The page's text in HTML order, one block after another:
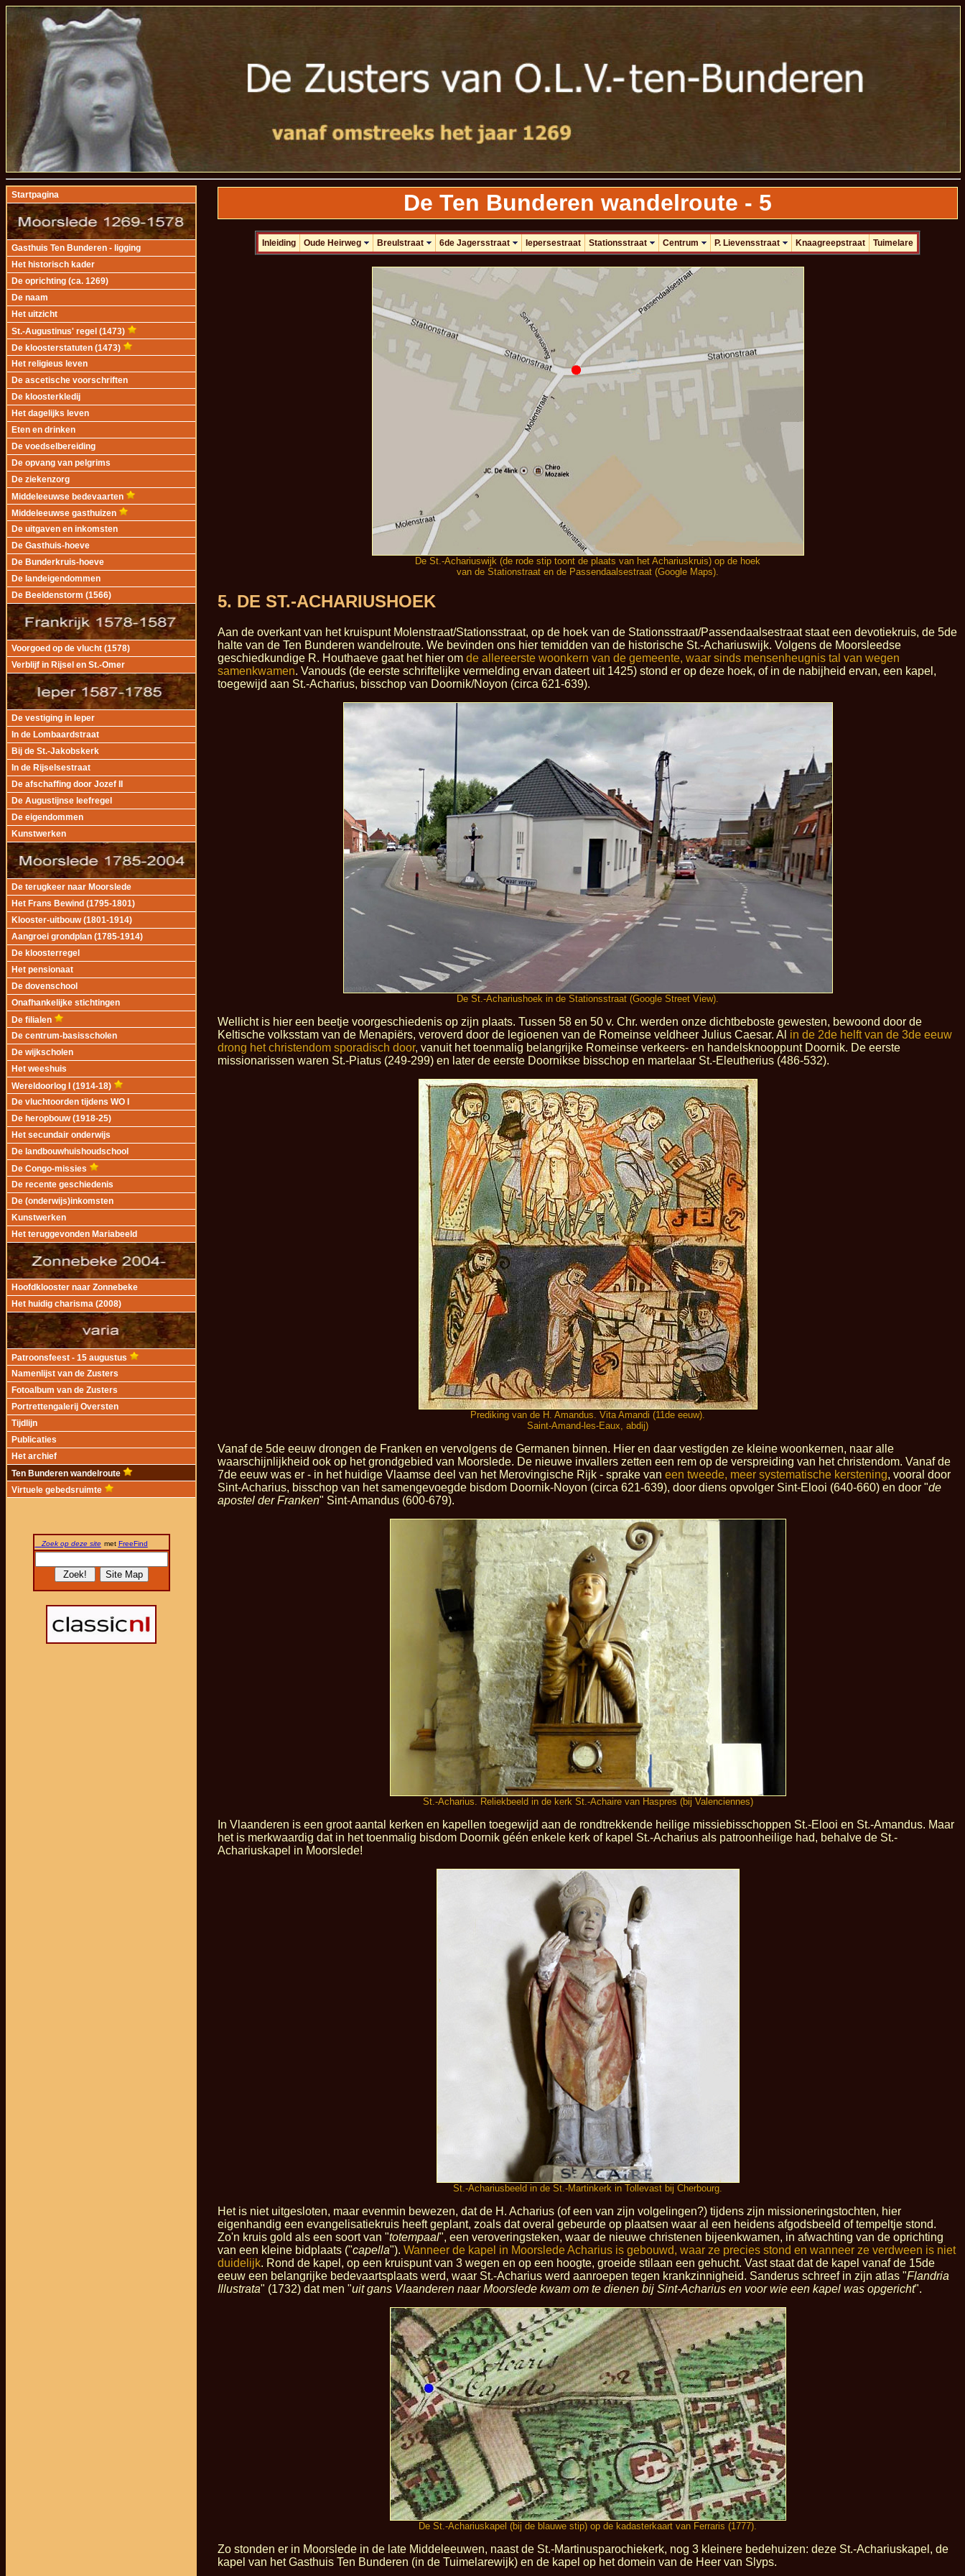
Startpagina
Gasthuis Ten Bunderen - ligging
Het historisch kader
De oprichting (ca. 1269)
De naam
Het uitzicht
St.-Augustinus' regel (1473)
De kloosterstatuten (1473)
Het religieus leven
De ascetische voorschriften
De kloosterkledij
Het dagelijks leven
Eten en drinken
De voedselbereiding
De opvang van pelgrims
De ziekenzorg
Middeleeuwse bedevaarten
Middeleeuwse gasthuizen
De uitgaven en inkomsten
De Gasthuis-hoeve
De Bunderkruis-hoeve
De landeigendommen
De Beeldenstorm (1566)
Voorgoed op de vlucht (1578)
Verblijf in Rijsel en St.-Omer
De vestiging in Ieper
In de Lombaardstraat
Bij de St.-Jakobskerk
In de Rijselsestraat
De afschaffing door Jozef II
De Augustijnse leefregel
De eigendommen
Kunstwerken
De terugkeer naar Moorslede
Het Frans Bewind (1795-1801)
Klooster-uitbouw (1801-1914)
Aangroei grondplan (1785-1914)
De kloosterregel
Het pensionaat
De dovenschool
Onafhankelijke stichtingen
De filialen
De centrum-basisscholen
De wijkscholen
Het weeshuis
Wereldoorlog I (1914-18)
De vluchtoorden tijdens WO I
De heropbouw (1918-25)
Het secundair onderwijs
De landbouwhuishoudschool
De Congo-missies
De recente geschiedenis
De (onderwijs)inkomsten
Kunstwerken
Het teruggevonden Mariabeeld
Hoofdklooster naar Zonnebeke
Het huidig charisma (2008)
Patroonsfeest - 15 augustus
Namenlijst van de Zusters
Fotoalbum van de Zusters
Portrettengalerij Oversten
Tijdlijn
Publicaties
Het archief
Ten Bunderen wandelroute
Virtuele gebedsruimte
Zoek op deze site met FreeFind
De Ten Bunderen wandelroute - 5
Inleiding Oude Heirweg Breulstraat 6de Jagersstraat Iepersestraat Stationsstraat Centrum P. Lievensstraat Knaagreepstraat Tuimelare
De St.-Achariuswijk (de rode stip toont de plaats van het Achariuskruis) op de hoek
van de Stationstraat en de Passendaalsestraat (Google Maps).
5. DE ST.-ACHARIUSHOEK
Aan de overkant van het kruispunt Molenstraat/Stationsstraat, op de hoek van de Stationsstraat/Passendaalsestraat staat een devotiekruis, de 5de
halte van de Ten Bunderen wandelroute. We bevinden ons hier temidden van de historische St.-Achariuswijk. Volgens de Moorsleedse
geschiedkundige R. Houthaeve gaat het hier om de allereerste woonkern van de gemeente, waar sinds mensenheugnis tal van wegen
samenkwamen. Vanouds (de eerste schriftelijke vermelding ervan dateert uit 1425) stond er op deze hoek, of in de nabijheid ervan, een kapel,
toegewijd aan St.-Acharius, bisschop van Doornik/Noyon (circa 621-639).
De St.-Achariushoek in de Stationsstraat (Google Street View).
Wellicht is hier een beetje voorgeschiedenis op zijn plaats. Tussen 58 en 50 v. Chr. werden onze dichtbeboste gewesten, bewoond door de
Keltische volksstam van de Menapiërs, veroverd door de legioenen van de Romeinse veldheer Julius Caesar. Al in de 2de helft van de 3de eeuw
drong het christendom sporadisch door, vanuit het toenmalig belangrijke Romeinse verkeers- en handelsknooppunt Doornik. De eerste
missionarissen waren St.-Piatus (249-299) en later de eerste Doornikse bisschop en martelaar St.-Eleutherius (486-532).
Prediking van de H. Amandus. Vita Amandi (11de eeuw).
Saint-Amand-les-Eaux, abdij)
Vanaf de 5de eeuw drongen de Franken en vervolgens de Germanen binnen. Hier en daar vestigden ze kleine woonkernen, naar alle
waarschijnlijkheid ook op het grondgebied van Moorslede. De nieuwe invallers zetten een rem op de verspreiding van het christendom. Vanaf de
7de eeuw was er - in het huidige Vlaamse deel van het Merovingische Rijk - sprake van een tweede, meer systematische kerstening, vooral door
Sint-Acharius, bisschop van het samengevoegde bisdom Doornik-Noyon (circa 621-639), door diens opvolger Sint-Elooi (640-660) en door "de
apostel der Franken" Sint-Amandus (600-679).
St.-Acharius. Reliekbeeld in de kerk St.-Achaire van Haspres (bij Valenciennes)
In Vlaanderen is een groot aantal kerken en kapellen toegewijd aan de rondtrekkende heilige missiebisschoppen St.-Elooi en St.-Amandus. Maar
het is merkwaardig dat in het toenmalig bisdom Doornik géén enkele kerk of kapel St.-Acharius als patroonheilige had, behalve de St.-
Achariuskapel in Moorslede!
St.-Achariusbeeld in de St.-Martinkerk in Tollevast bij Cherbourg.
Het is niet uitgesloten, maar evenmin bewezen, dat de H. Acharius (of een van zijn volgelingen?) tijdens zijn missioneringstochten, hier
eigenhandig een evangelisatiekruis heeft geplant, zoals dat overal gebeurde op plaatsen waar al een heidens afgodsbeeld of tempeltje stond.
Zo'n kruis gold als een soort van "totempaal", een veroveringsteken, waar de nieuwe christenen bijeenkwamen, in afwachting van de oprichting
van een kleine bidplaats ("capella"). Wanneer de kapel in Moorslede Acharius is gebouwd, waar ze precies stond en wanneer ze verdween is niet
duidelijk. Rond de kapel, op een kruispunt van 3 wegen en op een hoogte, groeide stilaan een gehucht. Vast staat dat de kapel vanaf de 15de
eeuw een belangrijke bedevaartsplaats werd, waar St.-Acharius werd aanroepen tegen krankzinnigheid. Sanderus schreef in zijn atlas "Flandria
Illustrata" (1732) dat men "uit gans Vlaanderen naar Moorslede kwam om te dienen bij Sint-Acharius en voor wie een kapel was opgericht".
De St.-Achariuskapel (bij de blauwe stip) op de kadasterkaart van Ferraris (1777).
Zo stonden er in Moorslede in de late Middeleeuwen, naast de St.-Martinusparochiekerk, nog 3 kleinere bedehuizen: deze St.-Achariuskapel, de
kapel van het Gasthuis Ten Bunderen (in de Tuimelarewijk) en de kapel op het domein van de Heer van Slyps.